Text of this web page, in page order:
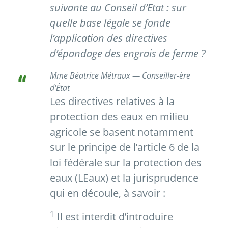
suivante au Conseil d’Etat : sur
quelle base légale se fonde
l’application des directives
d’épandage des engrais de ferme ?
Mme Béatrice Métraux — Conseiller-ère
d'État
Les directives relatives à la
protection des eaux en milieu
agricole se basent notamment
sur le principe de l’article 6 de la
loi fédérale sur la protection des
eaux (LEaux) et la jurisprudence
qui en découle, à savoir :
1 Il est interdit d’introduire